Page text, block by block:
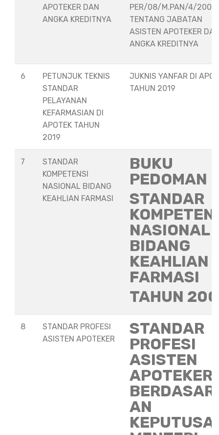
APOTEKER DAN
ANGKA KREDITNYA
PER/08/M.PAN/4/2008
TENTANG JABATAN
ASISTEN APOTEKER
ANGKA KREDITNYA
6
PETUNJUK TEKNIS
STANDAR
PELAYANAN
KEFARMASIAN DI
APOTEK TAHUN
2019
JUKNIS YANFAR DI
TAHUN 2019
7
STANDAR
KOMPETENSI
NASIONAL BIDANG
KEAHLIAN FARMASI
BUKU
PEDOMAN
STANDAR
NASIONAL
BIDANG
KEAHLIAN
FARMASI
TAHUN
8
STANDAR PROFESI
ASISTEN APOTEKER
STANDAR
PROFESI
ASISTEN
APOTEKER
AN